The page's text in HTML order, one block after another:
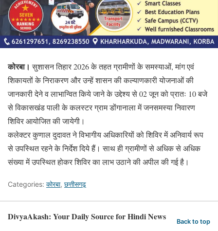
कोरबा।सुशासन तिहार 2026 के तहत ग्रामीणों के समस्याओं, मांग एवं
शिकायतों के निराकरण और उन्हें शासन की कल्याणकारी योजनाओं की
जानकारी देने व लाभान्वित किये जाने के उद्देश्य से 02 जून को प्रातः 10 बजे
से विकासखंड पाली के कलस्टर ग्राम डोंगानाला में जनसमस्या निवारण
शिविर आयोजित की जायेगी।
कलेक्टर कुणाल दुदावत ने विभागीय अधिकारियों को शिविर में अनिवार्य रूप
से उपस्थित रहने के निर्देश दिये हैं। साथ ही ग्रामीणों से अधिक से अधिक
संख्या में उपस्थित होकर शिविर का लाभ उठाने की अपील की गई है।
Categories: कोरबा, छत्तीसगढ़
DivyaAkash: Your Daily Source for Hindi News Back to top